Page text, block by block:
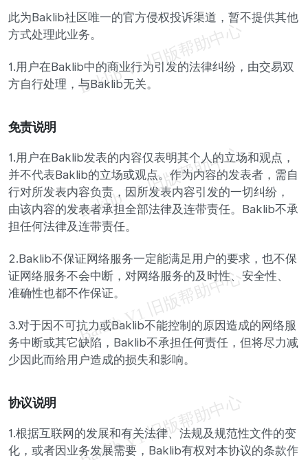
此为Baklib社区唯一的官方侵权投诉渠道，暂不提供其他
方式处理此业务。
1.用户在Baklib中的商业行为引发的法律纠纷，由交易双
方自行处理，与Baklib无关。
免责说明
1.用户在Baklib发表的内容仅表明其个人的立场和观点，
并不代表Baklib的立场或观点。作为内容的发表者，需自
行对所发表内容负责，因所发表内容引发的一切纠纷，
由该内容的发表者承担全部法律及连带责任。Baklib不承
担任何法律及连带责任。
2.Baklib不保证网络服务一定能满足用户的要求，也不保
证网络服务不会中断，对网络服务的及时性、安全性、
准确性也都不作保证。
3.对于因不可抗力或Baklib不能控制的原因造成的网络服
务中断或其它缺陷，Baklib不承担任何责任，但将尽力减
少因此而给用户造成的损失和影响。
协议说明
1.根据互联网的发展和有关法律、法规及规范性文件的变
化，或者因业务发展需要，Baklib有权对本协议的条款作